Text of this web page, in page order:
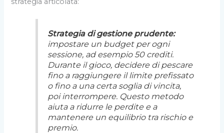
Strategia di gestione prudente:
impostare un budget per ogni
sessione, ad esempio 50 crediti.
Durante il gioco, decidere di pescare
fino a raggiungere il limite prefissato
o fino a una certa soglia di vincita,
poi interrompere. Questo metodo
aiuta a ridurre le perdite e a
mantenere un equilibrio tra rischio e
premio.